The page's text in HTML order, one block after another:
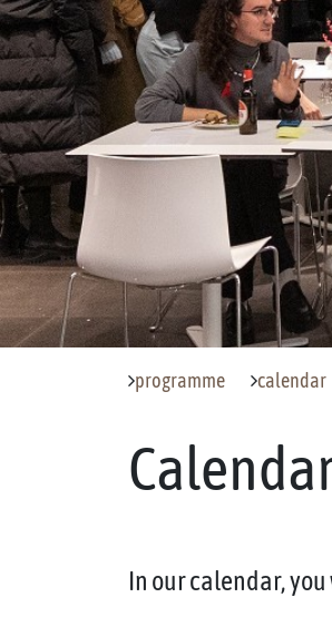
programme calendar
In our calendar,